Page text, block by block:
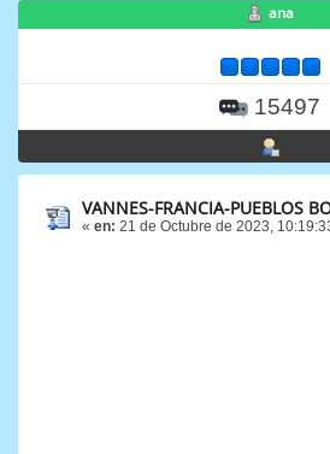
ana
15497
VANNES-FRANCIA-PUEBLOS
« en: 21 de Octubre de 2023,